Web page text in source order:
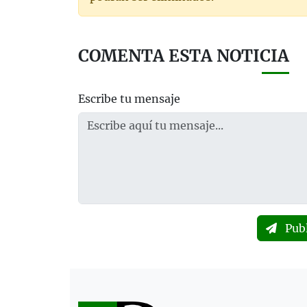
COMENTA ESTA NOTICIA
Escribe tu mensaje